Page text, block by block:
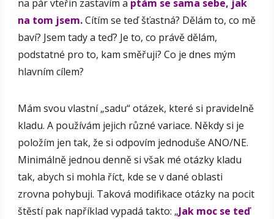
na pár vteřin zastavím a ptám se sama sebe, jak
na tom jsem.Cítím se teď šťastná? Dělám to, co mě
baví? Jsem tady a teď? Je to, co právě dělám,
podstatné pro to, kam směřuji? Co je dnes mým
hlavním cílem?
Mám svou vlastní „sadu“ otázek, které si pravidelně
kladu. A používám jejich různé variace. Někdy si je
položím jen tak, že si odpovím jednoduše ANO/NE.
Minimálně jednou denně si však mé otázky kladu
tak, abych si mohla říct, kde se v dané oblasti
zrovna pohybuji. Taková modifikace otázky na pocit
štěstí pak například vypadá takto: „Jak moc se teď